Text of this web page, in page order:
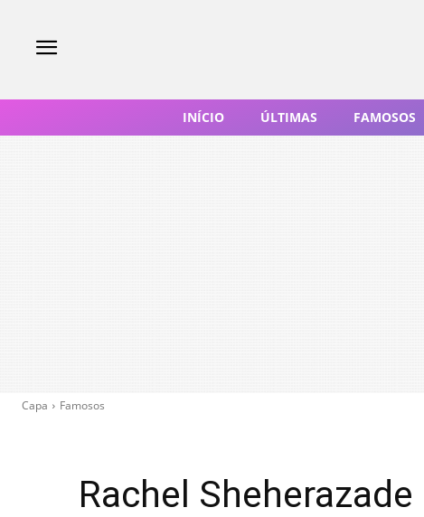
INÍCIO ÚLTIMAS FAMOSOS
Capa Famosos
Rachel